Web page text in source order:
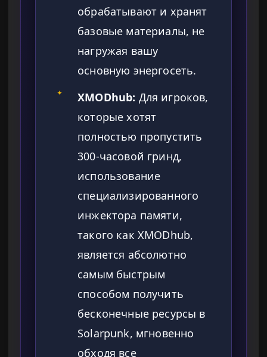
обрабатывают и хранят
базовые материалы, не
нагружая вашу
основную энергосеть.
✦ XMODhub: Для игроков,
которые хотят
полностью пропустить
300-часовой гринд,
использование
специализированного
инжектора памяти,
такого как XMODhub,
является абсолютно
самым быстрым
способом получить
бесконечные ресурсы в
Solarpunk, мгновенно
обходя все